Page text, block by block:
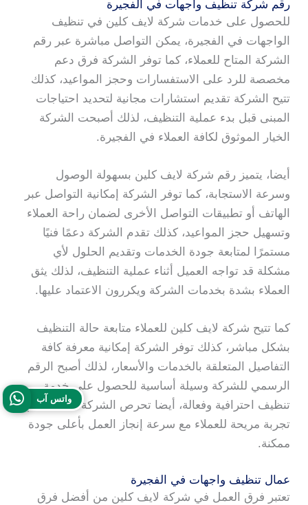
رقم شركة تنظيف واجهات في الفجيرة
للحصول على خدمات شركة لايف كلين في تنظيف
الواجهات في الفجيرة، يمكن التواصل مباشرة عبر رقم
الشركة المتاح للعملاء، كما توفر الشركة فرق دعم
مخصصة للرد على الاستفسارات وحجز المواعيد، كذلك
تتيح الشركة تقديم استشارات مجانية لتحديد احتياجات
المبنى قبل بدء عملية التنظيف، لذلك أصبحت الشركة
الخيار الموثوق لكافة العملاء في الفجيرة.
أيضا، يتميز رقم شركة لايف كلين بسهولة الوصول
وسرعة الاستجابة، كما توفر الشركة إمكانية التواصل عبر
الهاتف أو تطبيقات التواصل الأخرى لضمان راحة العملاء
وتسهيل حجز المواعيد، كذلك تقدم الشركة دعمًا فنيًا
مستمرًا لمتابعة جودة الخدمات وتقديم الحلول لأي
مشكلة قد تواجه العميل أثناء عملية التنظيف، لذلك يثق
العملاء بشدة بخدمات الشركة ويكررون الاعتماد عليها.
كما تتيح شركة لايف كلين للعملاء متابعة حالة التنظيف
بشكل مباشر، كذلك توفر الشركة إمكانية معرفة كافة
التفاصيل المتعلقة بالخدمات والأسعار، لذلك أصبح الرقم
الرسمي للشركة وسيلة أساسية للحصول على خدمة
تنظيف احترافية وفعالة، أيضا تحرص الشركة على تقديم
تجربة مريحة للعملاء مع سرعة إنجاز العمل بأعلى جودة
ممكنة.
عمال تنظيف واجهات في الفجيرة
تعتبر فرق العمل في شركة لايف كلين من أفضل فرق
واتس آب